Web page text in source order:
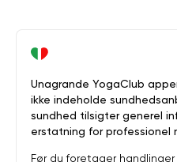
Unagrande YogaClub
ikke indeholde
sundhed tilsigter generel
erstatning for professionel
Før du foretager